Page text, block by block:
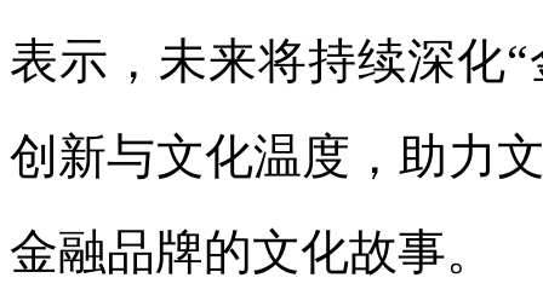
表示，未来将持续深化
创新与文化温度，助力
金融品牌的文化故事。